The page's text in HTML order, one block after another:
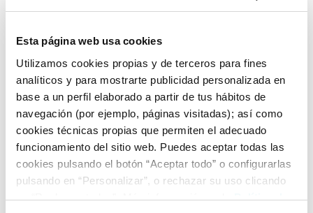
Esta página web usa cookies
Utilizamos cookies propias y de terceros para fines
analíticos y para mostrarte publicidad personalizada en
base a un perfil elaborado a partir de tus hábitos de
navegación (por ejemplo, páginas visitadas); así como
cookies técnicas propias que permiten el adecuado
funcionamiento del sitio web. Puedes aceptar todas las
cookies pulsando el botón “Aceptar todo” o configurarlas
pulsando en “Personalizar”, o rechazar su uso clicando
en “Rechazar todas”. Más información en laPolítica de
Detalles destacados
Techo panorámico
Cierre automático de puertas y portón al iniciar la
marcha
Cuadro de instrumentos con personalización de la
tonalidad de blanco a azul
+ Ver todos
Ficha técnica